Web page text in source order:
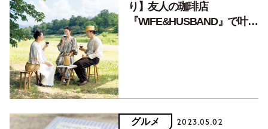
り】友人の珈琲店
『WIFE&HUSBAND』で叶え
グルメ 2023.05.02